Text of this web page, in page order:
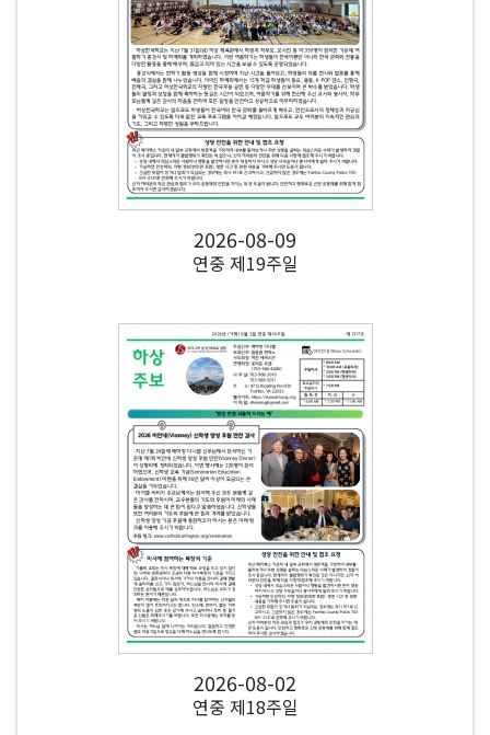
2026-08-09
연중 제19주일
2026-08-02
연중 제18주일